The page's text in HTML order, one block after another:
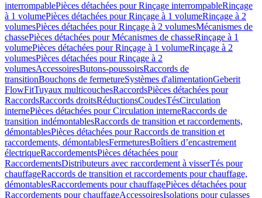
interrompablePièces détachées pour Rinçage interrompableRinçage
à 1 volumePièces détachées pour Rinçage à 1 volumeRinçage à 2
volumesPièces détachées pour Rinçage à 2 volumesMécanismes de
chassePièces détachées pour Mécanismes de chasseRinçage à 1
volumePièces détachées pour Rinçage à 1 volumeRinçage à 2
volumesPièces détachées pour Rinçage à 2
volumesAccessoiresButons-poussoirsRaccords de
transitionBouchons de fermetureSystèmes d'alimentationGeberit
FlowFitTuyaux multicouchesRaccordsPièces détachées pour
RaccordsRaccords droitsRéductionsCoudesTésCirculation
internePièces détachées pour Circulation interneRaccords de
transition indémontablesRaccords de transition et raccordements,
démontablesPièces détachées pour Raccords de transition et
raccordements, démontablesFermeturesBoîtiers d’encastrement
électriqueRaccordementsPièces détachées pour
RaccordementsDistributeurs avec raccordement à visserTés pour
chauffageRaccords de transition et raccordements pour chauffage,
démontablesRaccordements pour chauffagePièces détachées pour
Raccordements pour chauffageAccessoiresIsolations pour culasses